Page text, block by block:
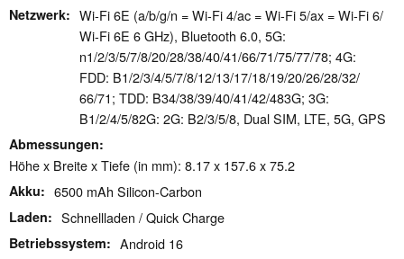
Netzwerk
Wi-Fi 6E (a/b/g/n = Wi-Fi 4/ac = Wi-Fi 5/ax = Wi-Fi 6/
Wi-Fi 6E 6 GHz), Bluetooth 6.0, 5G:
n1/2/3/5/7/8/20/28/38/40/41/66/71/75/77/78; 4G:
FDD: B1/2/3/4/5/7/8/12/13/17/18/19/20/26/28/32/
66/71; TDD: B34/38/39/40/41/42/483G; 3G:
B1/2/4/5/82G: 2G: B2/3/5/8, Dual SIM, LTE, 5G, GPS
Abmessungen
Höhe x Breite x Tiefe (in mm): 8.17 x 157.6 x 75.2
Akku 6500 mAh Silicon-Carbon
Laden Schnellladen / Quick Charge
Betriebssystem Android 16